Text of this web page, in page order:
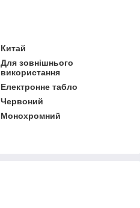
Китай
Для зовнішнього
використання
Електронне табло
Червоний
Монохромний